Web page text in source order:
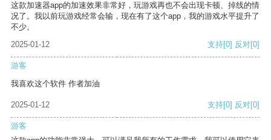
这款加速器app的加速效果非常好，玩游戏再也不会出现卡顿、掉线的情
况了。我以前玩游戏经常会输，现在有了这个app，我的游戏水平提升了
不少。
2025-01-12
支持[0] 反对[0]
游客
我喜欢这个软件 作者加油
2025-01-12 支持[0] 反对[0]
游客